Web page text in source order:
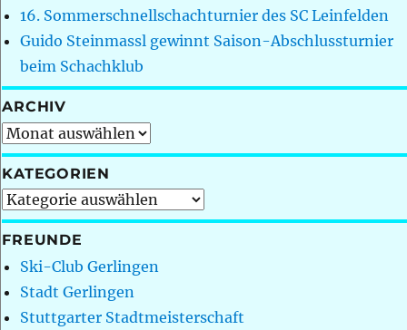
16. Sommerschnellschachturnier des SC Leinfelden
Guido Steinmassl gewinnt Saison-Abschlussturnier
beim Schachklub
ARCHIV
Archiv
KATEGORIEN
Kategorien
FREUNDE
Ski-Club Gerlingen
Stadt Gerlingen
Stuttgarter Stadtmeisterschaft